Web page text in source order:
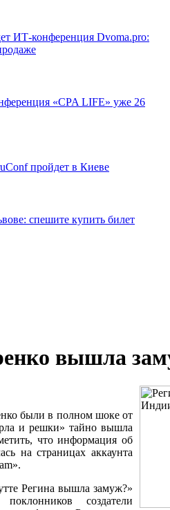
ИТ-конференция Dvoma.pro:
«CPA LIFE» уже 26
пройдет в Киеве
спешите купить билет
вышла
были в полном шоке от
и решки» тайно вышла
что информация об
на страницах аккаунта
Регина вышла замуж?»
создатели